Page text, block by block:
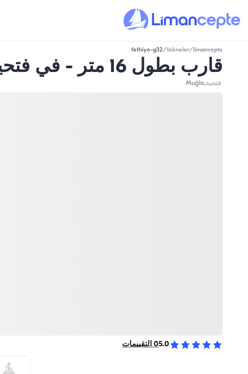
limancepte
/
tekneler
/
fethiye-g32
قارب بطول 16 متر - في فتحية
فتحية,Muğla
5.0
0 التقييمات